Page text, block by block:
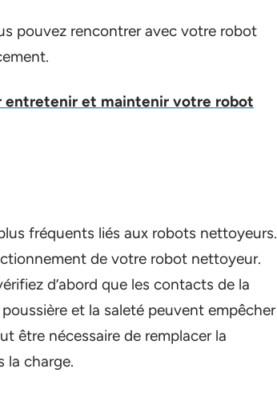
pouvez rencontrer avec votre robot
entretenir et maintenir votre robot
fréquents liés aux robots nettoyeurs.
de votre robot nettoyeur.
d’abord que les contacts de la
et la saleté peuvent empêcher
être nécessaire de remplacer la
la charge.